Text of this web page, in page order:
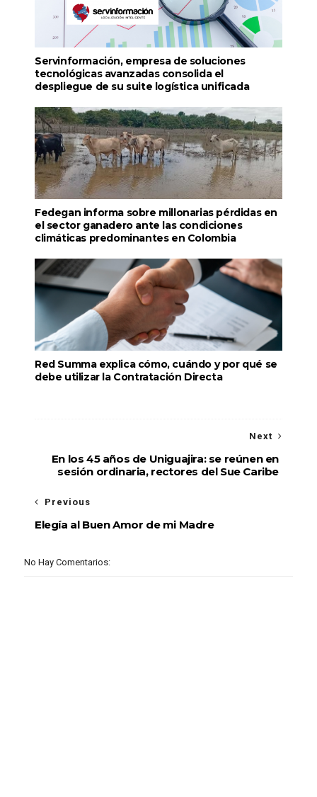
Servinformación, empresa de soluciones
tecnológicas avanzadas consolida el
despliegue de su suite logística unificada
Fedegan informa sobre millonarias pérdidas en
el sector ganadero ante las condiciones
climáticas predominantes en Colombia
Red Summa explica cómo, cuándo y por qué se
debe utilizar la Contratación Directa
Next
En los 45 años de Uniguajira: se reúnen en
sesión ordinaria, rectores del Sue Caribe
Previous
Elegía al Buen Amor de mi Madre
No Hay Comentarios: